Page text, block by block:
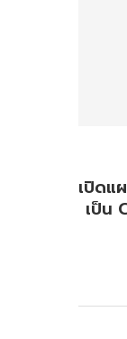
เปิดแ
เป็น